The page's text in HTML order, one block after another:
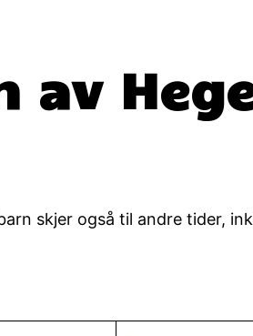
av
skjer også til andre tider,